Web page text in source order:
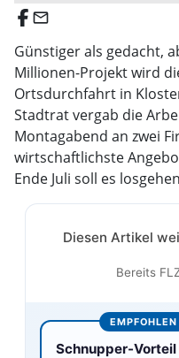
email
Günstiger als gedacht,
Millionen-Projekt wird
Ortsdurchfahrt in
Stadtrat vergab die
Montagabend an zwei
wirtschaftlichste
Ende Juli soll es
Diesen Artikel
Bereits
EMPFOHLEN
Schnupper-Vorteil